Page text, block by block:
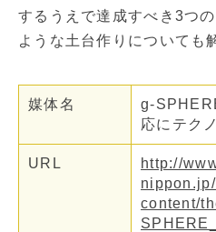
するうえで達成すべき3つ
ような土台作りについても
媒体名
g-
応にテク
URL
http://
content/